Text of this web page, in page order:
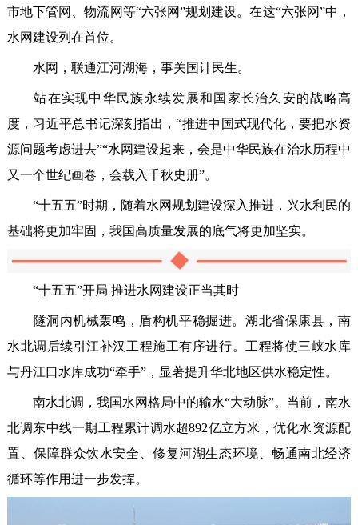
市地下管网、物流网等“六张网”规划建设。在这“六张网”中，
水网建设列在首位。
水网，联通江河湖海，事关国计民生。
站在实现中华民族永续发展和国家长治久安的战略高
度，习近平总书记深刻指出，“推进中国式现代化，要把水资
源问题考虑进去”“水网建设起来，会是中华民族在治水历程中
又一个世纪画卷，会载入千秋史册”。
“十五五”时期，随着水网规划建设深入推进，兴水利民的
基础将更加牢固，我国高质量发展的底气将更加坚实。
“十五五”开局 推进水网建设正当其时
隧洞内机械轰鸣，盾构机平稳掘进。湖北省保康县，南
水北调后续引江补汉工程施工有序进行。工程将使三峡水库
与丹江口水库成功“牵手”，显著提升华北地区供水稳定性。
南水北调，我国水网格局中的输水“大动脉”。当前，南水
北调东中线一期工程累计调水超892亿立方米，优化水资源配
置、保障群众饮水安全、修复河湖生态环境、畅通南北经济
循环等作用进一步发挥。